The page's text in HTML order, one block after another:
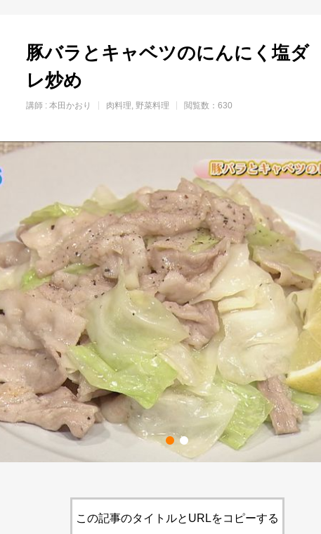
豚バラとキャベツのにんにく塩ダ
レ炒め
講師 : 本田かおり 肉料理 野菜料理 閲覧数：630
この記事のタイトルとURLをコピーする